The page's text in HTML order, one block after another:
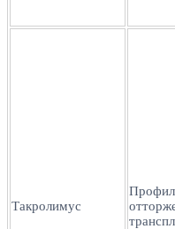
Такролимус